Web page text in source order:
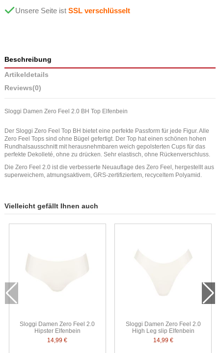
Unsere Seite ist SSL verschlüsselt
Beschreibung
Artikeldetails
Reviews(0)
Sloggi Damen Zero Feel 2.0 BH Top Elfenbein
Der Sloggi Zero Feel Top BH bietet eine perfekte Passform für jede Figur. Alle
Zero Feel Tops sind ohne Bügel gefertigt. Der Top hat einen schönen hohen
Rundhalsausschnitt mit herausnehmbaren weich gepolsterten Cups für das
perfekte Dekolleté, ohne zu drücken. Sehr elastisch, ohne Rückenverschluss.
Die Zero Feel 2.0 ist die verbesserte Neuauflage des Zero Feel, hergestellt aus
superweichem, atmungsaktivem, GRS-zertifiziertem, recyceltem Polyamid.
Vielleicht gefällt Ihnen auch
Sloggi Damen Zero Feel 2.0
Hipster Elfenbein
14,99 €
Sloggi Damen Zero Feel 2.0
High Leg slip Elfenbein
14,99 €